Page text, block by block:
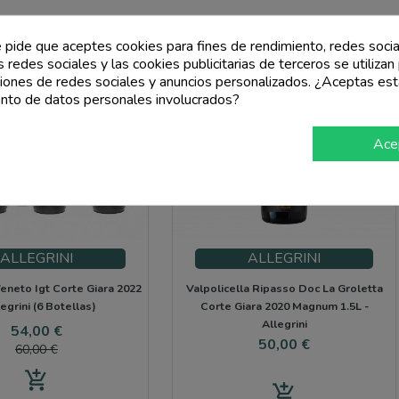
ALLEGRINI
Igt Corte Giara 2022
(6 Botellas)
Precio
54,00 €Precio
60,00 €
add_shopping_cart
ALLEGRINI
Valpolicella Ripasso Doc La Groletta
Corte Giara 2020 Magnum 1.5L -
Allegrini
Precio
50,00 €
add_shopping_cart
que aceptes cookies para fines de rendimiento, redes
redes sociales y las cookies publicitarias de terceros se utilizan
de redes sociales y anuncios personalizados. ¿Aceptas
de datos personales involucrados?